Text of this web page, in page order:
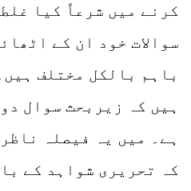
کرنے میں شرعاً کیا
سوالات خود ان کے
باہم بالکل مختلف
ہیں کہ زیربحث سوال
ہے۔ میں یہ فیصلہ
کہ تحریری شواہد کے